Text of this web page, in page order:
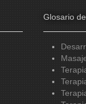
Glosario